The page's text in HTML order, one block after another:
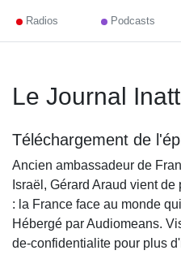
Radios Podcasts
Le Journal
Téléchargement de
Ancien ambassadeur de
Israël, Gérard Araud vient
: la France face au monde
Hébergé par Audiomeans.
de-confidentialite pour plus